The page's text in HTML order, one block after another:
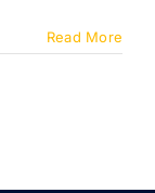
Read More